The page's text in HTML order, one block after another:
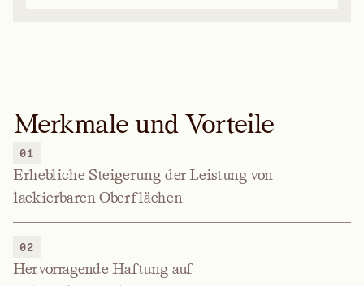
Merkmale und Vorteile
01
Erhebliche Steigerung der Leistung von
lackierbaren Oberflächen
02
Hervorragende Haftung auf